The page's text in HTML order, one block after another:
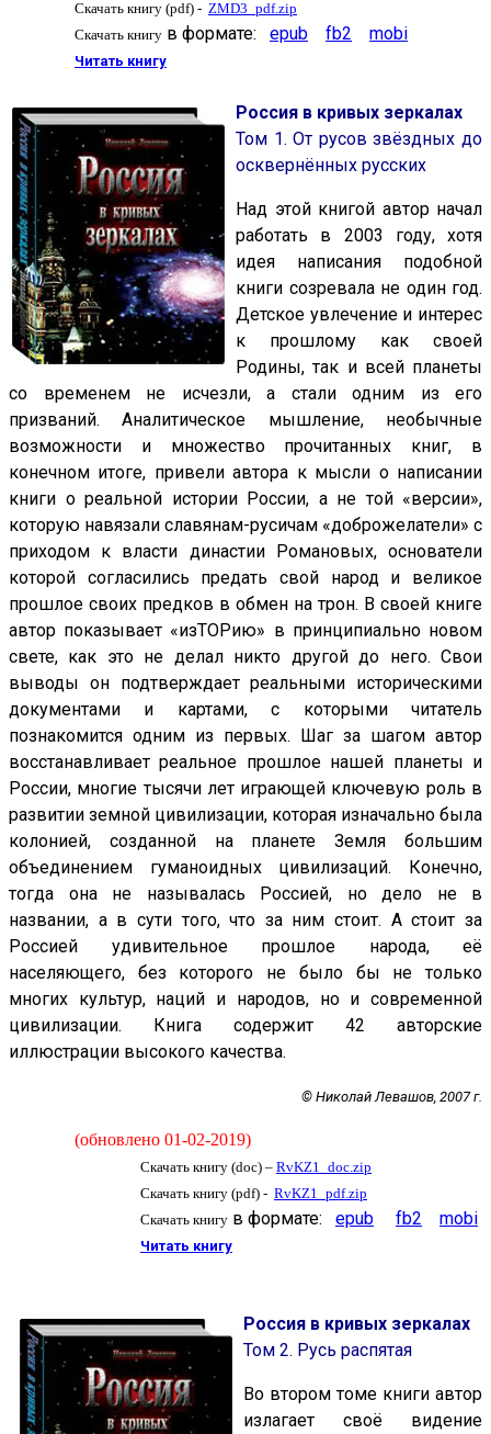
Скачать книгу (pdf) - ZMD3_pdf.zip
Скачать книгу в формате: epub fb2 mobi
Читать книгу
Россия в кривых зеркалах
Том 1. От русов звёздных до
осквернённых русских
Над этой книгой автор начал
работать в 2003 году, хотя
идея написания подобной
книги созревала не один год.
Детское увлечение и интерес
к прошлому как своей
Родины, так и всей планеты
со временем не исчезли, а стали одним из его
призваний. Аналитическое мышление, необычные
возможности и множество прочитанных книг, в
конечном итоге, привели автора к мысли о написании
книги о реальной истории России, а не той «версии»,
которую навязали славянам-русичам «доброжелатели» с
приходом к власти династии Романовых, основатели
которой согласились предать свой народ и великое
прошлое своих предков в обмен на трон. В своей книге
автор показывает «изТОРию» в принципиально новом
свете, как это не делал никто другой до него. Свои
выводы он подтверждает реальными историческими
документами и картами, с которыми читатель
познакомится одним из первых. Шаг за шагом автор
восстанавливает реальное прошлое нашей планеты и
России, многие тысячи лет играющей ключевую роль в
развитии земной цивилизации, которая изначально была
колонией, созданной на планете Земля большим
объединением гуманоидных цивилизаций. Конечно,
тогда она не называлась Россией, но дело не в
названии, а в сути того, что за ним стоит. А стоит за
Россией удивительное прошлое народа, её
населяющего, без которого не было бы не только
многих культур, наций и народов, но и современной
цивилизации. Книга содержит 42 авторские
иллюстрации высокого качества.
© Николай Левашов, 2007 г.
(обновлено 01-02-2019)
Скачать книгу (doc) – RvKZ1_doc.zip
Скачать книгу (pdf) - RvKZ1_pdf.zip
Скачать книгу в формате: epub fb2 mobi
Читать книгу
Россия в кривых зеркалах
Том 2. Русь распятая
Во втором томе книги автор
излагает своё видение